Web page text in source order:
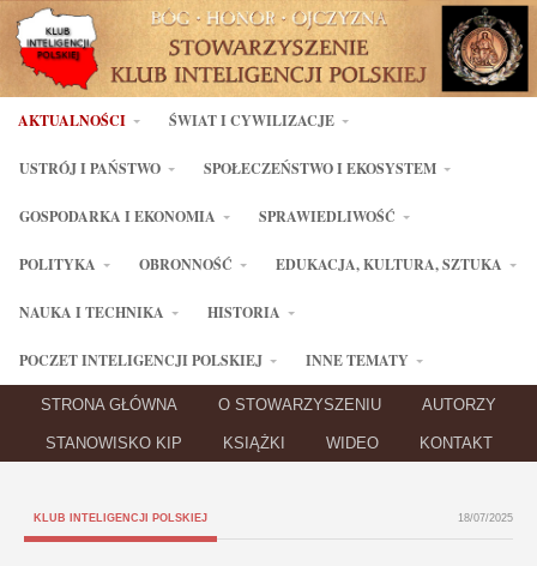
AKTUALNOŚCI ŚWIAT I CYWILIZACJE
USTRÓJ I PAŃSTWO SPOŁECZEŃSTWO I EKOSYSTEM
GOSPODARKA I EKONOMIA SPRAWIEDLIWOŚĆ
POLITYKA OBRONNOŚĆ EDUKACJA, KULTURA, SZTUKA
NAUKA I TECHNIKA HISTORIA
POCZET INTELIGENCJI POLSKIEJ INNE TEMATY
STRONA GŁÓWNA O STOWARZYSZENIU AUTORZY
STANOWISKO KIP KSIĄŻKI WIDEO KONTAKT
KLUB INTELIGENCJI POLSKIEJ 18/07/2025